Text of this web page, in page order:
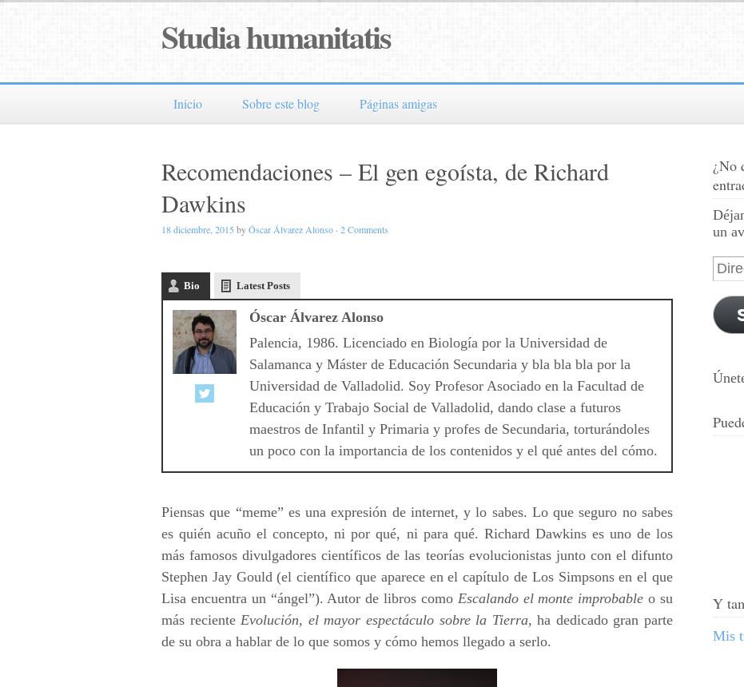
Studia humanitatis
Inicio Sobre este blog Páginas amigas
Recomendaciones – El gen egoísta, de Richard
Dawkins
18 diciembre, 2015 byÓscar Álvarez Alonso · 2 Comments
Bio Latest Posts
Óscar Álvarez Alonso
Palencia, 1986. Licenciado en Biología por la Universidad de
Salamanca y Máster de Educación Secundaria y bla bla bla por la
Universidad de Valladolid. Soy Profesor Asociado en la Facultad de
Educación y Trabajo Social de Valladolid, dando clase a futuros
maestros de Infantil y Primaria y profes de Secundaria, torturándoles
un poco con la importancia de los contenidos y el qué antes del cómo.
Piensas que “meme” es una expresión de internet, y lo sabes. Lo que seguro no sabes
es quién acuño el concepto, ni por qué, ni para qué. Richard Dawkins es uno de los
más famosos divulgadores científicos de las teorías evolucionistas junto con el difunto
Stephen Jay Gould (el científico que aparece en el capítulo de Los Simpsons en el que
Lisa encuentra un “ángel”). Autor de libros como Escalando el monte improbable o su
más recienteEvolución, el mayor espectáculo sobre la Tierra, ha dedicado gran parte
de su obra a hablar de lo que somos y cómo hemos llegado a serlo.
¿No
un
Y
Mis